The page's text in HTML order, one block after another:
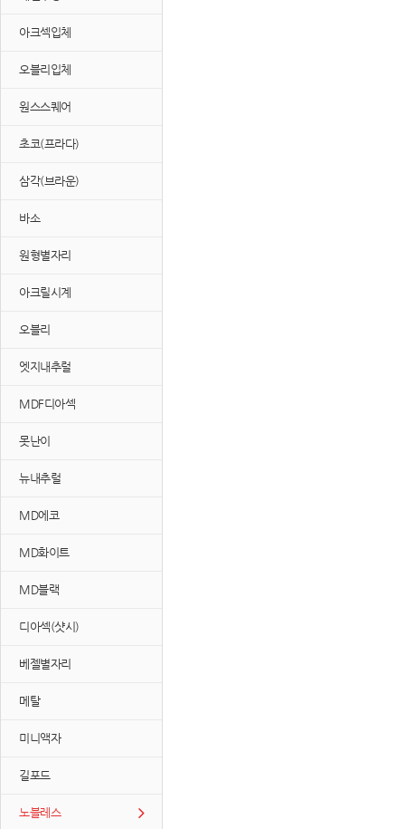
아크섹입체
오블리입체
원스스퀘어
초코(프라다)
삼각(브라운)
바소
원형별자리
아크릴시계
오블리
엣지내추럴
MDF디아섹
못난이
뉴내추럴
MD에코
MD화이트
MD블랙
디아섹(샷시)
베젤별자리
메탈
미니액자
길포드
노블레스